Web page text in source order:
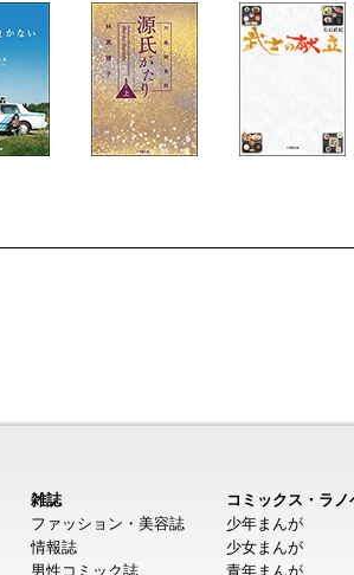
雑誌
ファッション・美容誌
情報誌
男性コミック誌
コミックス・ラノ
少年まんが
少女まんが
青年まんが